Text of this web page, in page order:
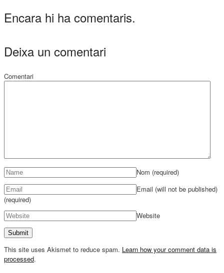
Encara hi ha comentaris.
Deixa un comentari
Comentari
Nom (required)
Email (will not be published)
(required)
Website
This site uses Akismet to reduce spam. Learn how your comment data is
processed.